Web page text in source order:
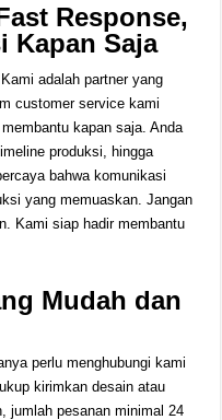
Response,
Kapan Saja
adalah partner yang
customer service kami
kapan saja. Anda
produksi, hingga
bahwa komunikasi
yang memuaskan. Jangan
Kami siap hadir membantu
Mudah dan
perlu menghubungi kami
kirimkan desain atau
jumlah pesanan minimal 24